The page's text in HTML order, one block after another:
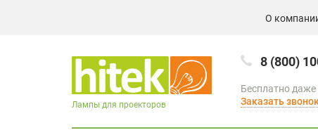
О
8 (800)
Бесплатно даже
Заказать
Лампы для проекторов